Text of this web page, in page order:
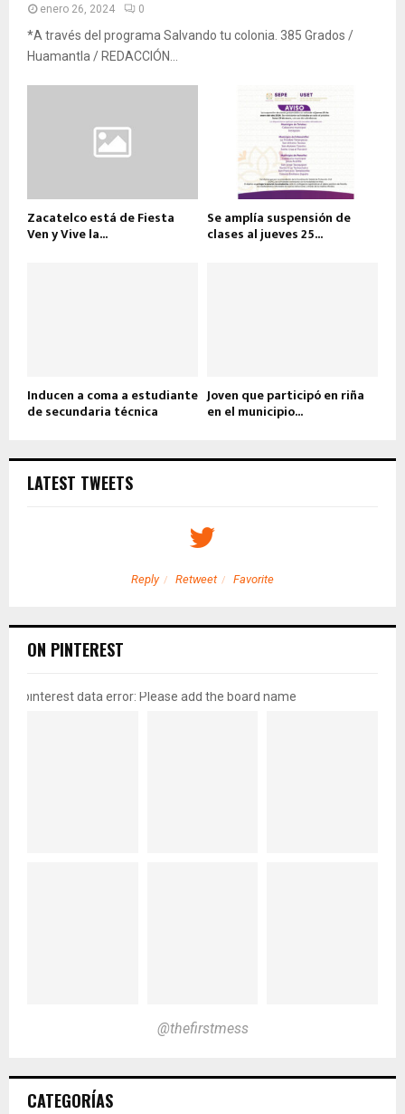
enero 26, 2024 0
*A través del programa Salvando tu colonia. 385 Grados /
Huamantla / REDACCIÓN...
Zacatelco está de Fiesta
Ven y Vive la...
Se amplía suspensión de
clases al jueves 25...
Inducen a coma a estudiante
de secundaria técnica
Joven que participó en riña
en el municipio...
LATEST TWEETS
Reply Retweet Favorite
ON PINTEREST
pinterest data error: Please add the board name
@thefirstmess
CATEGORÍAS